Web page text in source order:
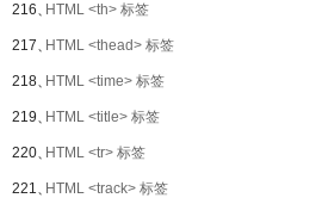
216、HTML <th> 标签
217、HTML <thead> 标签
218、HTML <time> 标签
219、HTML <title> 标签
220、HTML <tr> 标签
221、HTML <track> 标签